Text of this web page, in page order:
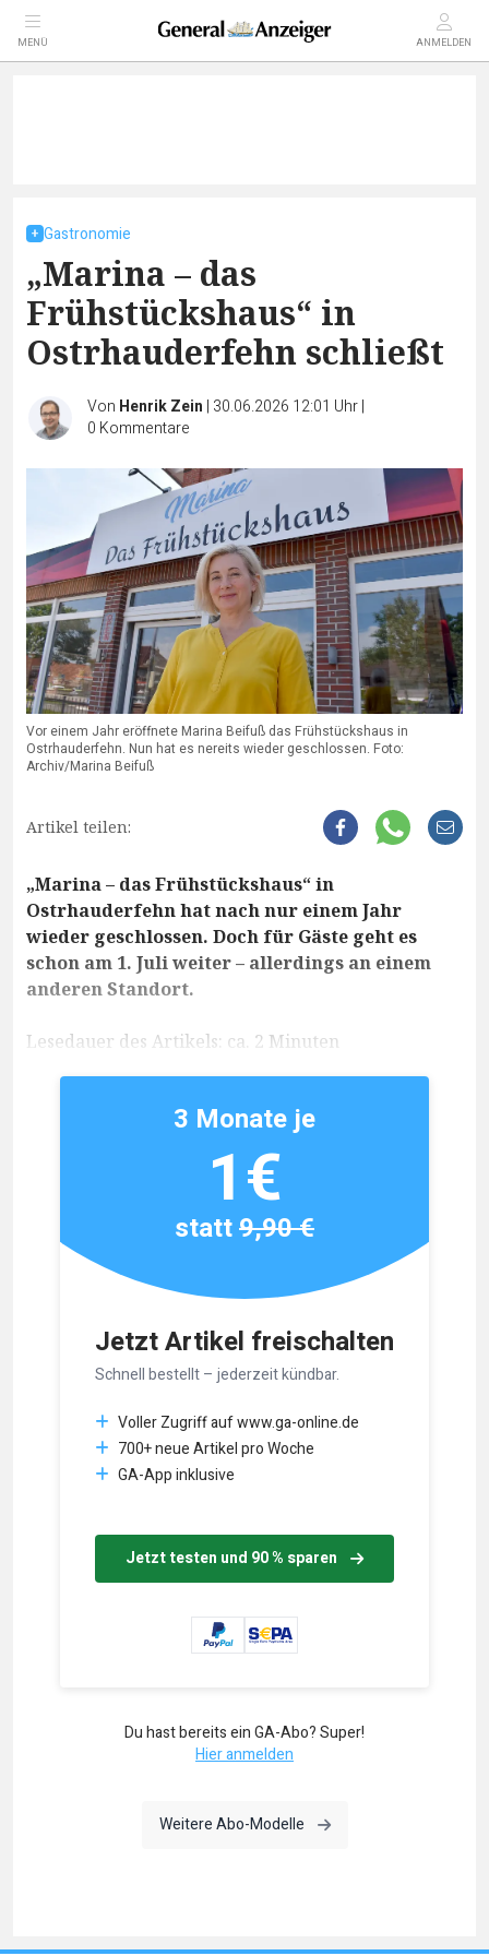
MENÜ ANMELDEN
Gastronomie
„Marina – das
Frühstückshaus“ in
Ostrhauderfehn schließt
Von Henrik Zein | 30.06.2026 12:01 Uhr|
0 Kommentare
Vor einem Jahr eröffnete Marina Beifuß das Frühstückshaus in
Ostrhauderfehn. Nun hat es nereits wieder geschlossen. Foto:
Archiv/Marina Beifuß
Artikel teilen:
„Marina – das Frühstückshaus“ in
Ostrhauderfehn hat nach nur einem Jahr
wieder geschlossen. Doch für Gäste geht es
schon am 1. Juli weiter – allerdings an einem
anderen Standort.
Lesedauer des Artikels: ca. 2 Minuten
Jetzt Artikel freischalten
Schnell bestellt – jederzeit kündbar.
Voller Zugriff auf www.ga-online.de
700+ neue Artikel pro Woche
GA-App inklusive
Jetzt testen und 90 % sparen
3 Monate je
1€
statt9,90 €
Du hast bereits ein GA-Abo? Super!
Hier anmelden
Weitere Abo-Modelle